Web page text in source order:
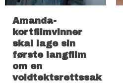
Amanda-
kortfilmvinner
skal lage sin
første langfilm
om en
voldtektsrettssak